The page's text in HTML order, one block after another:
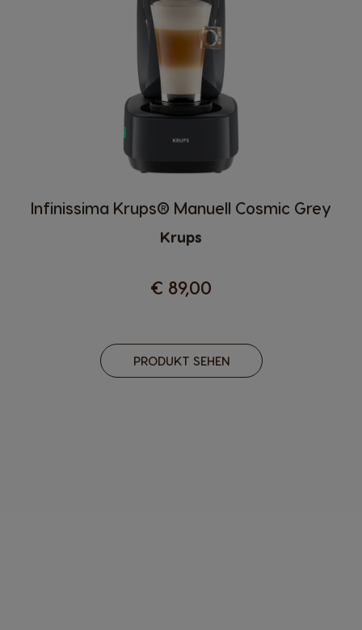
Infinissima Krups® Manuell Cosmic Grey
Krups
€ 89,00
PRODUKT SEHEN